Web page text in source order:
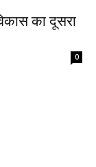
का दूसरा
0